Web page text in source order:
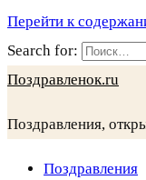
Перейти к
Search for:
Поздравленок.ru
Поздравления,
Поздравления